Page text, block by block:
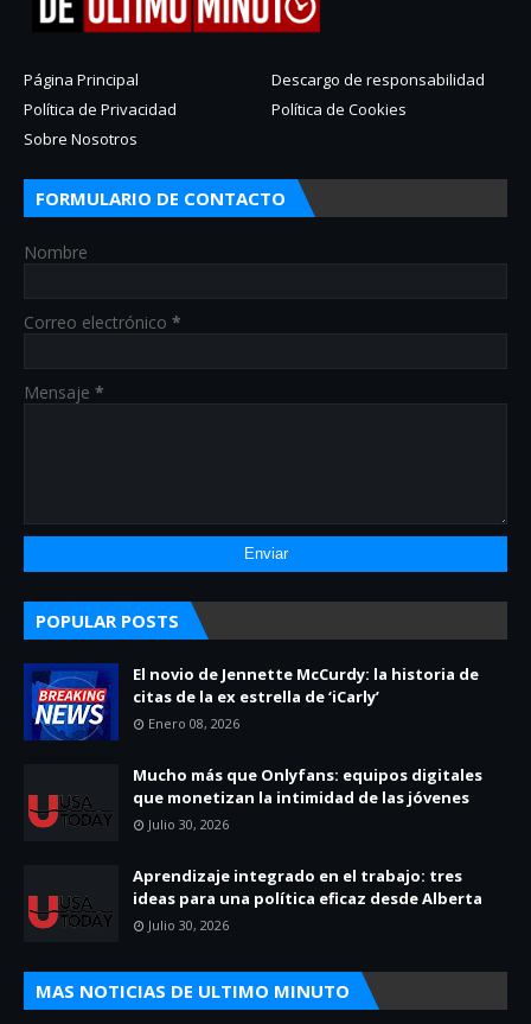
Página Principal
Descargo de responsabilidad
Política de Privacidad
Política de Cookies
Sobre Nosotros
FORMULARIO DE CONTACTO
Nombre
Correo electrónico *
Mensaje *
POPULAR POSTS
El novio de Jennette McCurdy: la historia de
citas de la ex estrella de ‘iCarly’
Enero 08, 2026
Mucho más que Onlyfans: equipos digitales
que monetizan la intimidad de las jóvenes
Julio 30, 2026
Aprendizaje integrado en el trabajo: tres
ideas para una política eficaz desde Alberta
Julio 30, 2026
MAS NOTICIAS DE ULTIMO MINUTO